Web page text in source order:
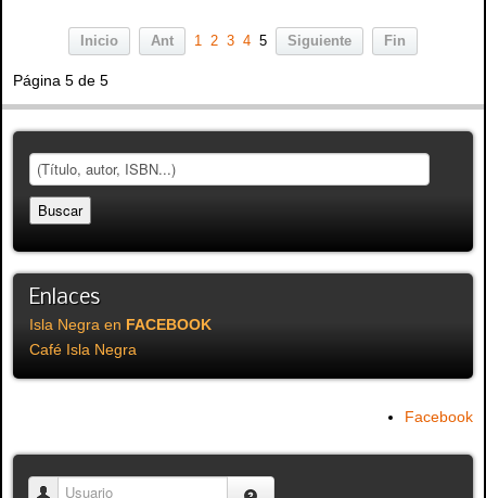
Inicio Ant 1 2 3 4 5 Siguiente Fin
Página 5 de 5
Enlaces
Isla Negra en FACEBOOK
Café Isla Negra
Facebook
Usuario